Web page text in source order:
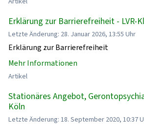
Erklärung zur Barrierefreiheit - LVR-
Letzte Änderung: 28. Januar 2026, 13:55 Uhr
Erklärung zur Barrierefreiheit
Mehr Informationen
Artikel
Stationäres Angebot,
Köln
Letzte Änderung: 18. September 2020, 10:37